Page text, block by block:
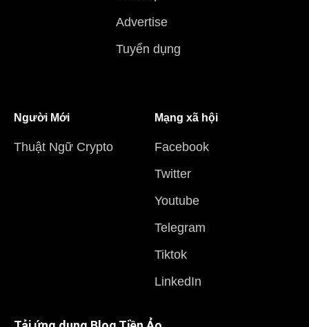
Advertise
Tuyển dụng
Người Mới
Thuật Ngữ Crypto
Mạng xã hội
Facebook
Twitter
Youtube
Telegram
Tiktok
LinkedIn